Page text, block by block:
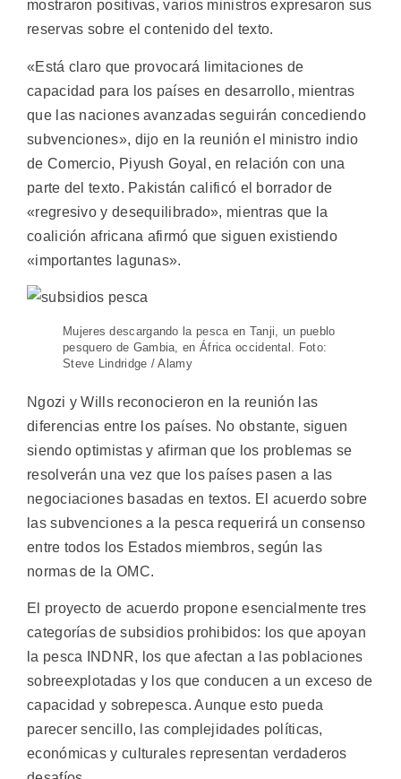
mostraron positivas, varios ministros expresaron sus
reservas sobre el contenido del texto.
«Está claro que provocará limitaciones de
capacidad para los países en desarrollo, mientras
que las naciones avanzadas seguirán concediendo
subvenciones», dijo en la reunión el ministro indio
de Comercio, Piyush Goyal, en relación con una
parte del texto. Pakistán calificó el borrador de
«regresivo y desequilibrado», mientras que la
coalición africana afirmó que siguen existiendo
«importantes lagunas».
Mujeres descargando la pesca en Tanji, un pueblo
pesquero de Gambia, en África occidental. Foto:
Steve Lindridge / Alamy
Ngozi y Wills reconocieron en la reunión las
diferencias entre los países. No obstante, siguen
siendo optimistas y afirman que los problemas se
resolverán una vez que los países pasen a las
negociaciones basadas en textos. El acuerdo sobre
las subvenciones a la pesca requerirá un consenso
entre todos los Estados miembros, según las
normas de la OMC.
El proyecto de acuerdo propone esencialmente tres
categorías de subsidios prohibidos: los que apoyan
la pesca INDNR, los que afectan a las poblaciones
sobreexplotadas y los que conducen a un exceso de
capacidad y sobrepesca. Aunque esto pueda
parecer sencillo, las complejidades políticas,
económicas y culturales representan verdaderos